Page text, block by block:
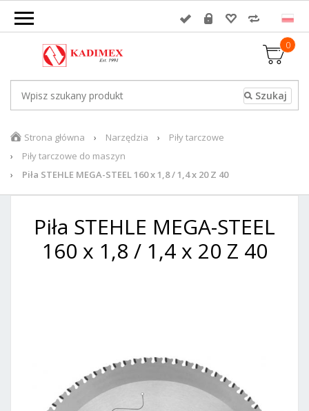
0
Strona główna Narzędzia
Piły tarczowe
Piły tarczowe do maszyn
Piła STEHLE MEGA-STEEL 160 x 1,8 / 1,4 x 20 Z 40
Piła STEHLE MEGA-STEEL
160 x 1,8 / 1,4 x 20 Z 40